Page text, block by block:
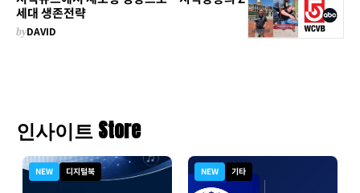
세대 생존전략
byDAVID
인사이트 Store
NEW 디지털북 NEW 기타